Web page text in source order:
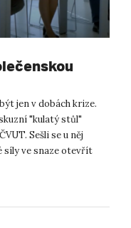
jen v dobách krize.
"kulatý stůl"
Sešli se u něj
síly ve snaze otevřít